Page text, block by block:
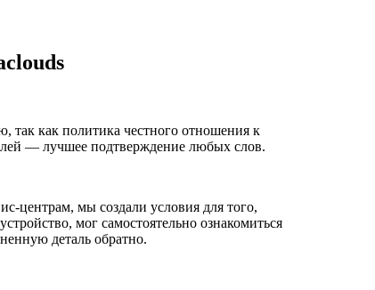
так как политика честного отношения к
— лучшее подтверждение любых слов.
центрам, мы создали условия для того,
мог самостоятельно ознакомиться
деталь обратно.